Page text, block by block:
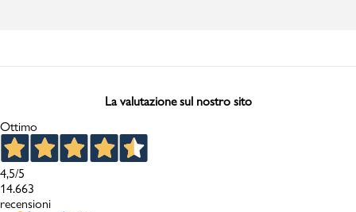
La valutazione sul nostro sito
Ottimo
4,5/5
14.663
recensioni